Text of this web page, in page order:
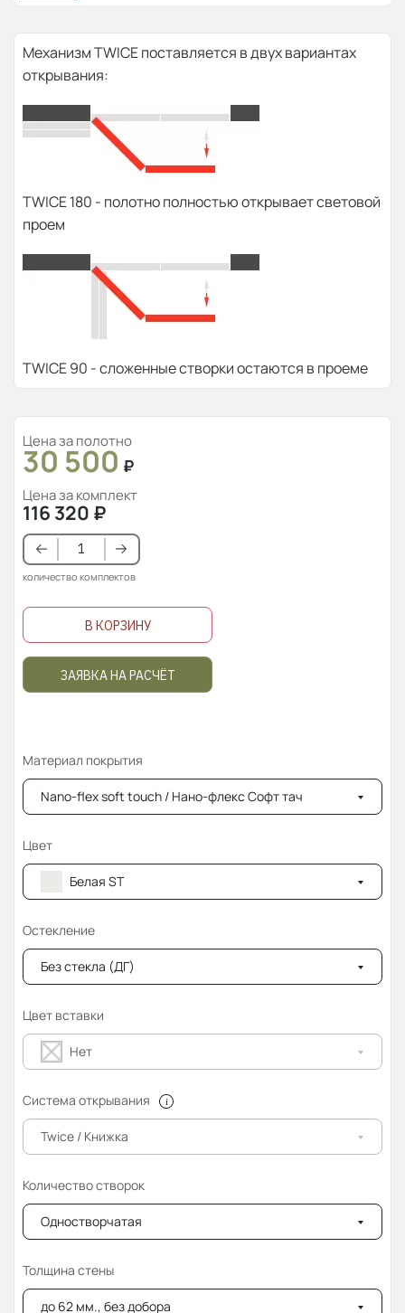
Механизм TWICE поставляется в двух вариантах
открывания:
TWICE 180 - полотно полностью открывает световой
проем
TWICE 90 - сложенные створки остаются в проеме
Цена за полотно
30 500 ₽
Цена за комплект
116 320 ₽
количество комплектов
В КОРЗИНУ
ЗАЯВКА НА РАСЧЁТ
Материал покрытия
Nano-flex soft touch / Нано-флекс Софт тач
Цвет
Белая ST
Остекление
Без стекла (ДГ)
Цвет вставки
Нет
Система открывания
Twice / Книжка
Количество створок
Одностворчатая
Толщина стены
до 62 мм., без добора